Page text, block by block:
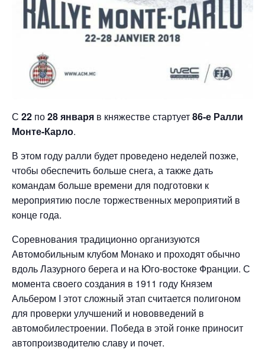
С 22 по28 января в княжестве стартует86-е Ралли
Монте-Карло.
В этом году ралли будет проведено неделей позже,
чтобы обеспечить больше снега, а также дать
командам больше времени для подготовки к
мероприятию после торжественных мероприятий в
конце года.
Соревнования традиционно организуются
Автомобильным клубом Монако и проходят обычно
вдоль Лазурного берега и на Юго-востоке Франции. С
момента своего создания в 1911 году Князем
Альбером I этот сложный этап считается полигоном
для проверки улучшений и нововведений в
автомобилестроении. Победа в этой гонке приносит
автопроизводителю славу и почет.